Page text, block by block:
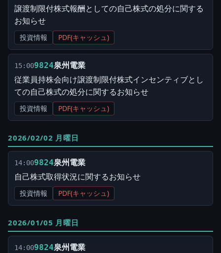
譲渡制限付株式報酬としての自己株式の処分に関する
お知らせ
投資情報 PDF(キャッシュ)
15:009824泉州電業
従業員持株会向け譲渡制限付株式インセンティブとし
ての自己株式の処分に関するお知らせ
投資情報 PDF(キャッシュ)
2026/02/02 月曜日
14:009824泉州電業
自己株式取得状況に関するお知らせ
投資情報 PDF(キャッシュ)
2026/01/05 月曜日
14:009824泉州電業